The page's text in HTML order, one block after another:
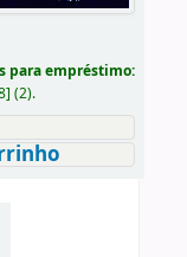
para empréstimo:
] (2).